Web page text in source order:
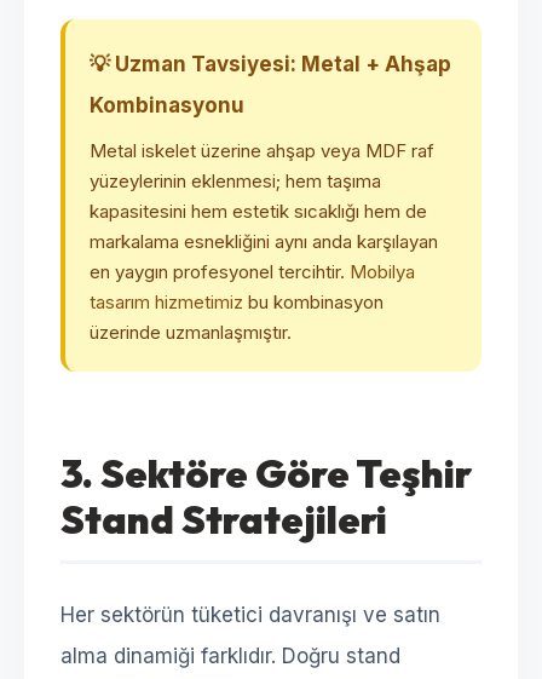
💡 Uzman Tavsiyesi: Metal + Ahşap
Kombinasyonu
Metal iskelet üzerine ahşap veya MDF raf
yüzeylerinin eklenmesi; hem taşıma
kapasitesini hem estetik sıcaklığı hem de
markalama esnekliğini aynı anda karşılayan
en yaygın profesyonel tercihtir. Mobilya
tasarım hizmetimiz bu kombinasyon
üzerinde uzmanlaşmıştır.
3. Sektöre Göre Teşhir
Stand Stratejileri
Her sektörün tüketici davranışı ve satın
alma dinamiği farklıdır. Doğru stand